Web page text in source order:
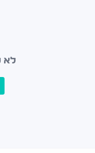
לא